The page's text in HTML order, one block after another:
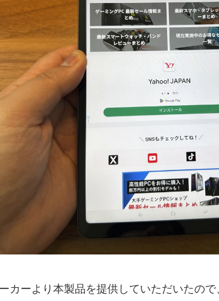
カーより本製品を提供していただいたの